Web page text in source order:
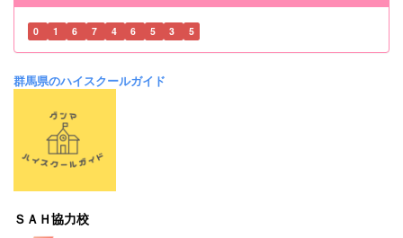
0 1 6 7 4 6 5 3 5
群馬県のハイスクールガイド
ＳＡＨ協力校